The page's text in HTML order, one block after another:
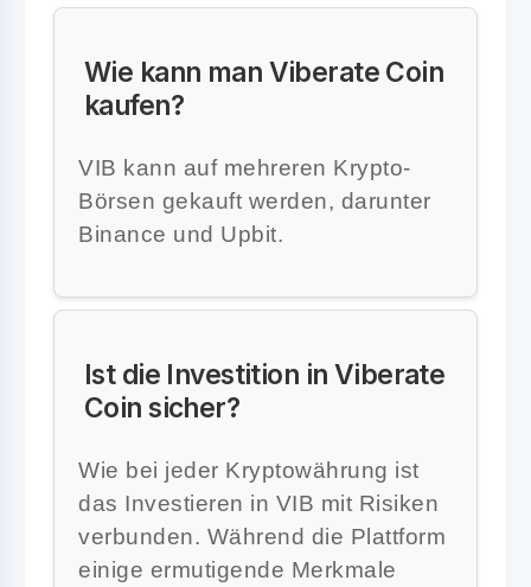
Wie kann man Viberate Coin
kaufen?
VIB kann auf mehreren Krypto-
Börsen gekauft werden, darunter
Binance und Upbit.
Ist die Investition in Viberate
Coin sicher?
Wie bei jeder Kryptowährung ist
das Investieren in VIB mit Risiken
verbunden. Während die Plattform
einige ermutigende Merkmale